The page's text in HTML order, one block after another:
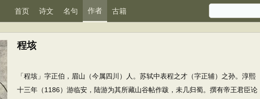
首页 诗文 名句 作者 古籍
程垓
「程垓」字正伯，眉山（今属四川）人。苏轼中表程之才（字正辅）之孙。淳熙
十三年（1186）游临安，陆游为其所藏山谷帖作跋，未几归蜀。撰有帝王君臣论